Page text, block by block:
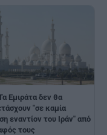
Εμιράτα δεν θα
"σε καμία
εναντίον του Ιράν" από
τους